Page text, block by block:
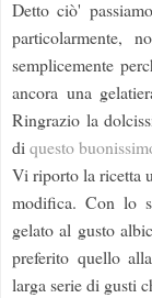
Detto ciò'
particolarmente,
semplicemente
ancora una
Ringrazio la
diquesto
Vi riporto la ricetta
modifica. Con lo
gelato al gusto
preferito quello
larga serie di gusti